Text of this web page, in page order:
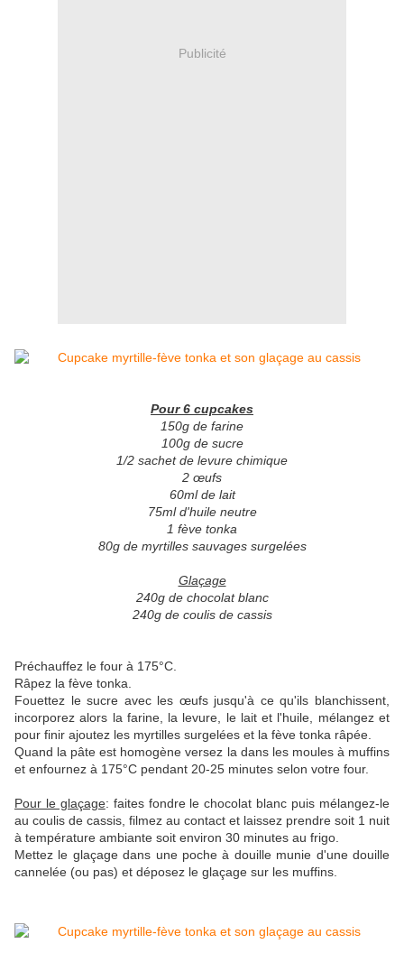
Publicité
Pour 6 cupcakes
150g de farine
100g de sucre
1/2 sachet de levure chimique
2 œufs
60ml de lait
75ml d'huile neutre
1 fève tonka
80g de myrtilles sauvages surgelées
Glaçage
240g de chocolat blanc
240g de coulis de cassis
Préchauffez le four à 175°C.
Râpez la fève tonka.
Fouettez le sucre avec les œufs jusqu'à ce qu'ils blanchissent,
incorporez alors la farine, la levure, le lait et l'huile, mélangez et
pour finir ajoutez les myrtilles surgelées et la fève tonka râpée.
Quand la pâte est homogène versez la dans les moules à muffins
et enfournez à 175°C pendant 20-25 minutes selon votre four.
Pour le glaçage: faites fondre le chocolat blanc puis mélangez-le
au coulis de cassis, filmez au contact et laissez prendre soit 1 nuit
à température ambiante soit environ 30 minutes au frigo.
Mettez le glaçage dans une poche à douille munie d'une douille
cannelée (ou pas) et déposez le glaçage sur les muffins.